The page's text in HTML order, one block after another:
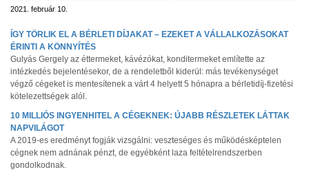
2021. február 10.
ÍGY TÖRLIK EL A BÉRLETI DÍJAKAT – EZEKET A VÁLLALKOZÁSOKAT
ÉRINTI A KÖNNYÍTÉS
Gulyás Gergely az éttermeket, kávézókat, konditermeket említette az
intézkedés bejelentésekor, de a rendeletből kiderül: más tevékenységet
végző cégeket is mentesítenek a várt 4 helyett 5 hónapra a bérletidíj-fizetési
kötelezettségek alól.
10 MILLIÓS INGYENHITEL A CÉGEKNEK: ÚJABB RÉSZLETEK LÁTTAK
NAPVILÁGOT
A 2019-es eredményt fogják vizsgálni: veszteséges és működésképtelen
cégnek nem adnának pénzt, de egyébként laza feltételrendszerben
gondolkodnak.